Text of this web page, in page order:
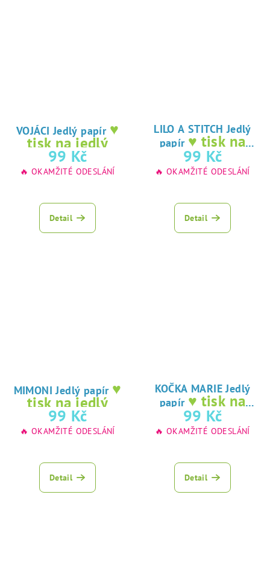
VOJÁCI Jedlý papír ♥
tisk na jedlý
papír
99 Kč
🔥 OKAMŽITÉ ODESLÁNÍ
Detail
LILO A STITCH Jedlý
papír ♥ tisk na
jedlý papír
99 Kč
🔥 OKAMŽITÉ ODESLÁNÍ
Detail
MIMONI Jedlý papír ♥
tisk na jedlý
papír
99 Kč
🔥 OKAMŽITÉ ODESLÁNÍ
Detail
KOČKA MARIE Jedlý
papír ♥ tisk na
jedlý papír
99 Kč
🔥 OKAMŽITÉ ODESLÁNÍ
Detail